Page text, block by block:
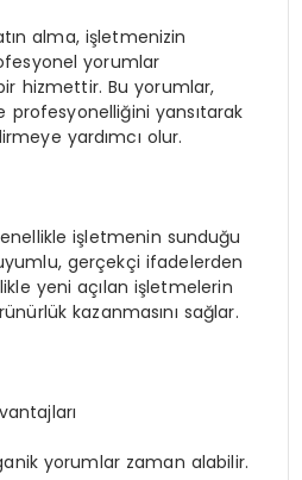
alma, işletmenizin
yorumlar
hizmettir. Bu yorumlar,
profesyonelliğini yansıtarak
yardımcı olur.
işletmenin sunduğu
gerçekçi ifadelerden
yeni açılan işletmelerin
kazanmasını sağlar.
yorumlar zaman alabilir.